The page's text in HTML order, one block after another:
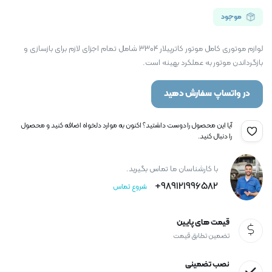
موجود
لوازم موتوری کامل موتور کاترپیلار 3304 شامل تمام اجزای لازم برای بازسازی و
بازگرداندن موتور به عملکرد بهینه است.
در واتساپ سفارش دهید
آیا این محصول را دوست داشتید؟ اکنون به موارد دلخواه اضافه کنید و محصول
را دنبال کنید.
با کارشناسان ما تماس بگیرید.
989121996582+ شروع تماس
قیمت های پایین
تضمین تطابق قیمت
نصب تضمینی